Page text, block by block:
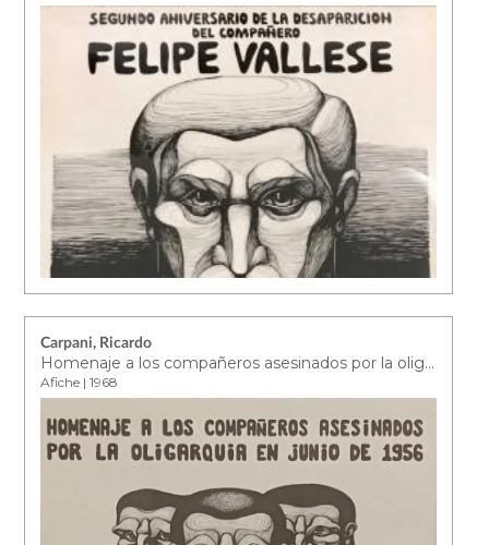
Carpani, Ricardo
Homenaje a los compañeros asesinados por la oligarquía en junio de 1956
Afiche | 1968